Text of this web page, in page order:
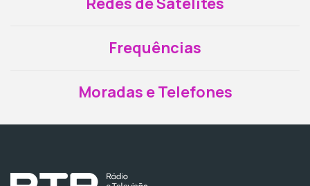
Frequências
Moradas e Telefones